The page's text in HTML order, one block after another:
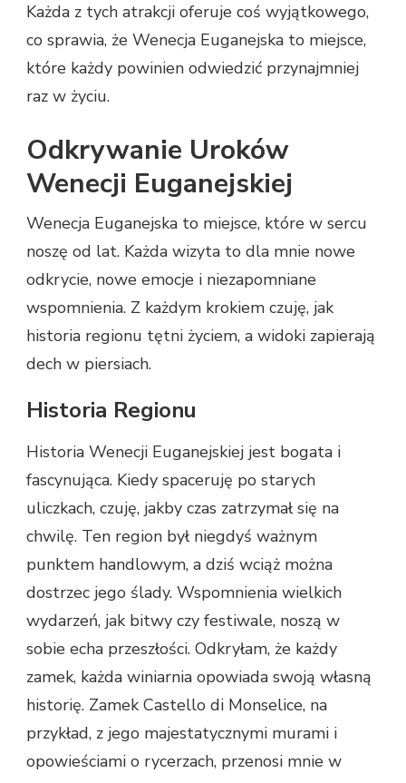
Każda z tych atrakcji oferuje coś wyjątkowego,
co sprawia, że Wenecja Euganejska to miejsce,
które każdy powinien odwiedzić przynajmniej
raz w życiu.
Odkrywanie Uroków
Wenecji Euganejskiej
Wenecja Euganejska to miejsce, które w sercu
noszę od lat. Każda wizyta to dla mnie nowe
odkrycie, nowe emocje i niezapomniane
wspomnienia. Z każdym krokiem czuję, jak
historia regionu tętni życiem, a widoki zapierają
dech w piersiach.
Historia Regionu
Historia Wenecji Euganejskiej jest bogata i
fascynująca. Kiedy spaceruję po starych
uliczkach, czuję, jakby czas zatrzymał się na
chwilę. Ten region był niegdyś ważnym
punktem handlowym, a dziś wciąż można
dostrzec jego ślady. Wspomnienia wielkich
wydarzeń, jak bitwy czy festiwale, noszą w
sobie echa przeszłości. Odkryłam, że każdy
zamek, każda winiarnia opowiada swoją własną
historię. Zamek Castello di Monselice, na
przykład, z jego majestatycznymi murami i
opowieściami o rycerzach, przenosi mnie w